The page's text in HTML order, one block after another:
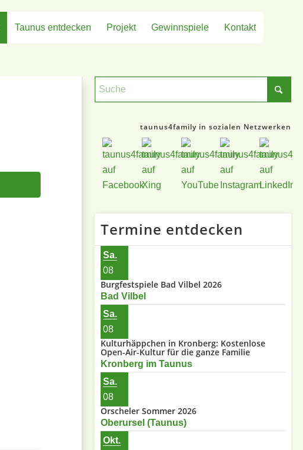
Taunus entdecken Projekt Gewinnspiele Kontakt
taunus4family in sozialen Netzwerken
Termine entdecken
Sa.
08
Burgfestspiele Bad Vilbel 2026
Bad Vilbel
Sa.
08
Kulturhäppchen in Kronberg: Kostenlose
Open-Air-Kultur für die ganze Familie
Kronberg im Taunus
Sa.
08
Orscheler Sommer 2026
Oberursel (Taunus)
Okt.